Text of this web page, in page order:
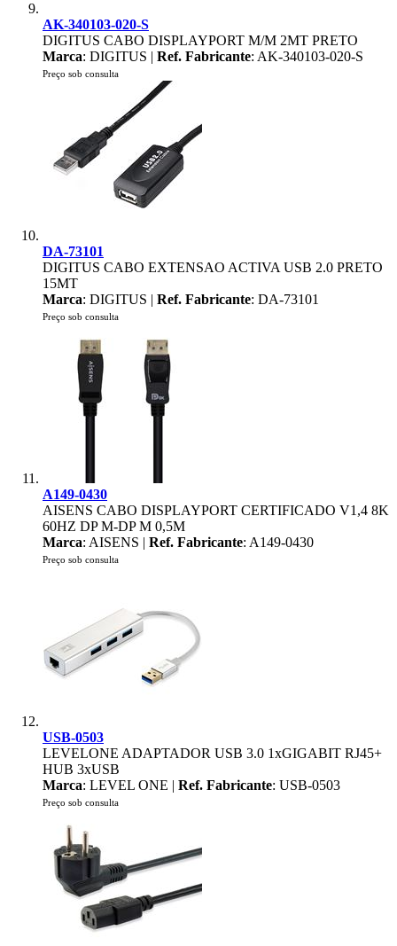
AK-340103-020-S
DIGITUS CABO DISPLAYPORT M/M 2MT PRETO
Marca: DIGITUS | Ref. Fabricante: AK-340103-020-S
Preço sob consulta
DA-73101
DIGITUS CABO EXTENSAO ACTIVA USB 2.0 PRETO
15MT
Marca: DIGITUS | Ref. Fabricante: DA-73101
Preço sob consulta
A149-0430
AISENS CABO DISPLAYPORT CERTIFICADO V1,4 8K
60HZ DP M-DP M 0,5M
Marca: AISENS | Ref. Fabricante: A149-0430
Preço sob consulta
USB-0503
LEVELONE ADAPTADOR USB 3.0 1xGIGABIT RJ45+
HUB 3xUSB
Marca: LEVEL ONE | Ref. Fabricante: USB-0503
Preço sob consulta